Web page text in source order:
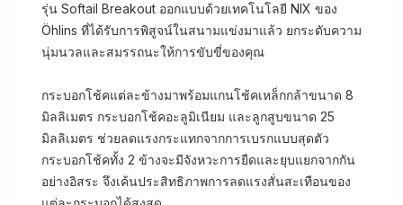
รุ่น Softail Breakout ออกแบบด้วยเทคโนโลยี NIX ของ
Öhlins ที่ได้รับการพิสูจน์ในสนามแข่งมาแล้ว ยกระดับความ
นุ่มนวลและสมรรถนะให้การขับขี่ของคุณ
กระบอกโช้คแต่ละข้างมาพร้อมแกนโช้คเหล็กกล้าขนาด 8
มิลลิเมตร กระบอกโช้คอะลูมิเนียม และลูกสูบขนาด 25
มิลลิเมตร ช่วยลดแรงกระแทกจากการเบรกแบบสุดตัว
กระบอกโช้คทั้ง 2 ข้างจะมีจังหวะการยืดและยุบแยกจากกัน
อย่างอิสระ จึงเค้นประสิทธิภาพการลดแรงสั่นสะเทือนของ